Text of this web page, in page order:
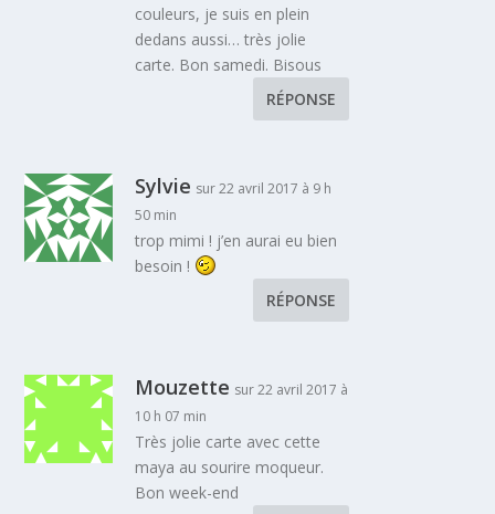
couleurs, je suis en plein
dedans aussi… très jolie
carte. Bon samedi. Bisous
RÉPONSE
Sylvie sur 22 avril 2017 à 9 h
50 min
trop mimi ! j’en aurai eu bien
besoin !
RÉPONSE
Mouzette sur 22 avril 2017 à
10 h 07 min
Très jolie carte avec cette
maya au sourire moqueur.
Bon week-end